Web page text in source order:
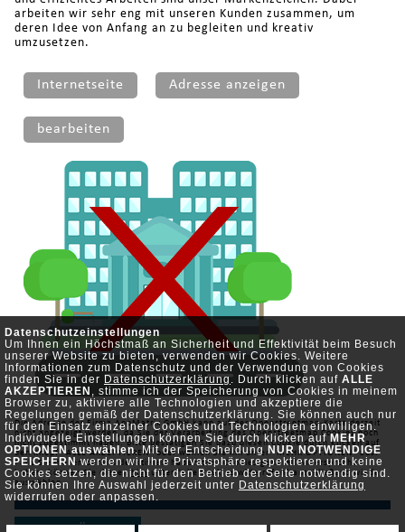
Datenschutzeinstellungen
Um Ihnen ein Höchstmaß an Sicherheit und Effektivität beim Besuch
unserer Website zu bieten, verwenden wir Cookies. Weitere
Informationen zum Datenschutz und der Verwendung von Cookies
finden Sie in der Datenschutzerklärung. Durch klicken auf ALLE
AKZEPTIEREN , stimme ich der Speicherung von Cookies in meinem
Browser zu, aktiviere alle Technologien und akzeptiere die
Regelungen gemäß der Datenschutzerklärung. Sie können auch nur
für den Einsatz einzelner Cookies und Technologien einwilligen.
Individuelle Einstellungen können Sie durch klicken aufMEHR
OPTIONEN auswählen. Mit der EntscheidungNUR NOTWENDIGE
SPEICHERN werden wir Ihre Privatsphäre respektieren und keine
Cookies setzen, die nicht für den Betrieb der Seite notwendig sind.
Sie können Ihre Auswahl jederzeit unter Datenschutzerklärung
widerrufen oder anpassen.
arbeiten wir sehr eng mit unseren Kunden zusammen, um
deren Idee von Anfang an zu begleiten und kreativ
umzusetzen.
Internetseite Adresse anzeigen
bearbeiten
Die Adresse der Firma AppMatrix GmbH kann auf der Openstreetmap-Karte derzeit
nicht angezeigt werden, da Sie der Verarbeitung des Openstreetmap Cookies noch
nicht zugestimmt haben. Bitte bestätigen Sie dazu diesen Cookie durch klicken auf
den Knopf "ALLE AKZEPTIEREN" oder wählen Sie ihn unter "MEHR OPTIONEN" aus.
Falls Sie diesen bereits deaktiviert haben oder Cookies generell widersprochen
haben, können Sie diesenhierunter "alle Cookies widerrufen" anschließend wieder
auswählen.